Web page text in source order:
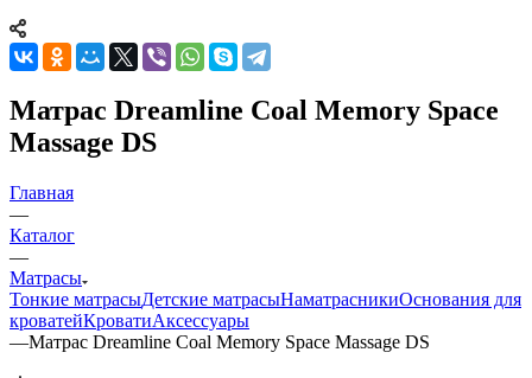
Матрас Dreamline Coal Memory Space
Massage DS
Главная
—
Каталог
—
Матрасы
Тонкие матрасыДетские матрасыНаматрасникиОснования для
кроватейКроватиАксессуары
—Матрас Dreamline Coal Memory Space Massage DS